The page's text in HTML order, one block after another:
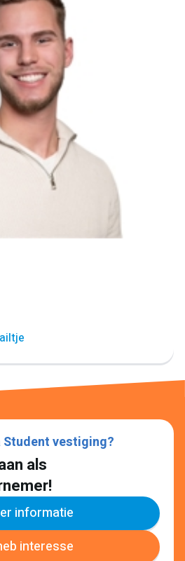
Student vestiging?
als
informatie
interesse